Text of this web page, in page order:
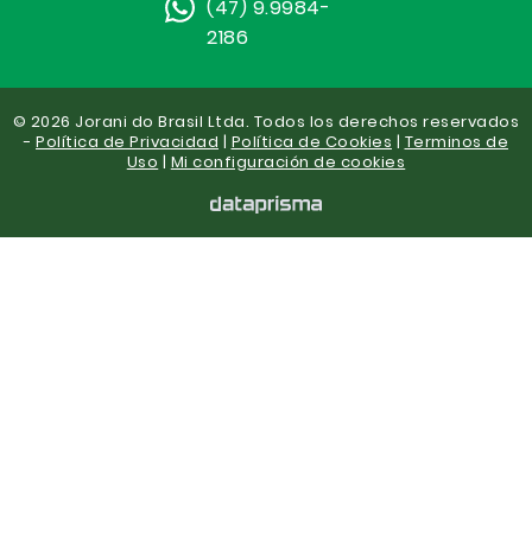
(47) 9.9984-
2186
© 2026 Jorani do Brasil Ltda. Todos los derechos reservados
- Política de Privacidad | Política de Cookies | Terminos de
Uso | Mi configuración de cookies